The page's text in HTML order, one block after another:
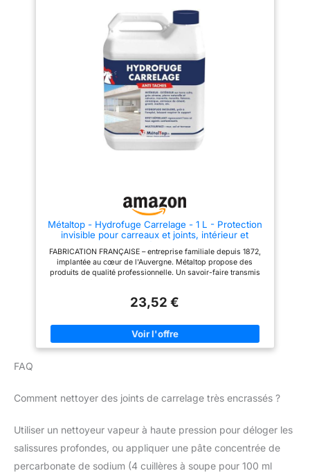
Tout Le Carrelage, Pour Une
Protection Simple Et Accessible
🔒 Protection Haute Efficacité :
Aide À Réduire L’Humidité Dans
Les Joints, À Préserver Leur
Aspect Et À Limiter Les
Dégradations Liées À L’Eau Au
Quotidien 🔑 Sérénité Salle De
Bain : Une Solution Utile Pour
Garder Des Joints Plus Propres,
Mieux Protégés Et Plus Faciles
À Entretenir Dans Les Zones
Soumises Aux Éclaboussures
ciment, béton et à toutes les
MICROPOREUX ET DÉPERLANT
- laisse respirer le support tout
en repoussant l'eau et assure
une protection durable contre
les UV, la pluie et les
intempéries, sans altérer
l'aspect du support. TENUE
LONGUE DURÉE - assure une
protection extérieure jusqu'à 10
ans, tout en conservant un bel
Métaltop - Hydrofuge Carrelage - 1 L - Protection
invisible pour carreaux et joints, intérieur et
FABRICATION FRANÇAISE – entreprise familiale depuis 1872,
implantée au cœur de l'Auvergne. Métaltop propose des
produits de qualité professionnelle. Un savoir-faire transmis
rouleau, au pistolet ou au pulvérisateur, pour une utilisation
FORTE ADHÉRENCE - adaptée au carrelage poreux pour une
bonne accroche et une action homogène. MICROPOREUX ET
DÉPERLANT - laisse respirer le support tout en repoussant
dans le temps.
23,52 €
FAQ
Comment nettoyer des joints de carrelage très encrassés ?
Utiliser un nettoyeur vapeur à haute pression pour déloger les
salissures profondes, ou appliquer une pâte concentrée de
percarbonate de sodium (4 cuillères à soupe pour 100 ml